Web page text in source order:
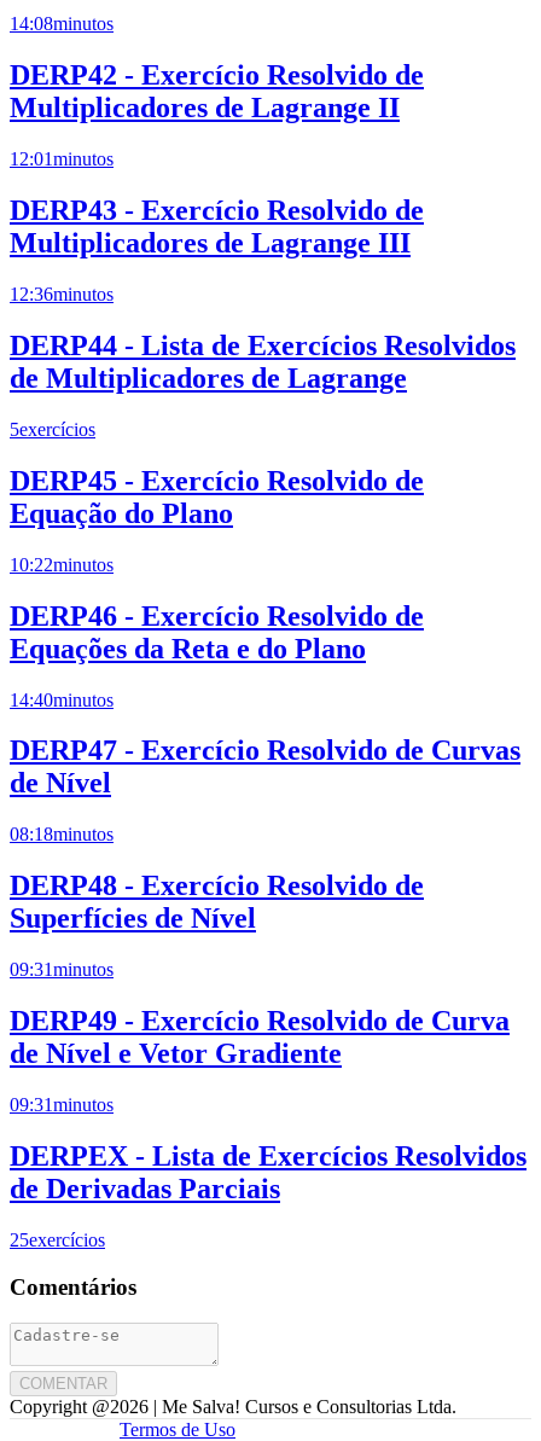
14:08minutos
DERP42 - Exercício Resolvido de
Multiplicadores de Lagrange II
12:01minutos
DERP43 - Exercício Resolvido de
Multiplicadores de Lagrange III
12:36minutos
DERP44 - Lista de Exercícios Resolvidos
de Multiplicadores de Lagrange
5exercícios
DERP45 - Exercício Resolvido de
Equação do Plano
10:22minutos
DERP46 - Exercício Resolvido de
Equações da Reta e do Plano
14:40minutos
DERP47 - Exercício Resolvido de Curvas
de Nível
08:18minutos
DERP48 - Exercício Resolvido de
Superfícies de Nível
09:31minutos
DERP49 - Exercício Resolvido de Curva
de Nível e Vetor Gradiente
09:31minutos
DERPEX - Lista de Exercícios Resolvidos
de Derivadas Parciais
25exercícios
Comentários
COMENTAR
Copyright @2026 | Me Salva! Cursos e Consultorias Ltda.
Termos de Uso